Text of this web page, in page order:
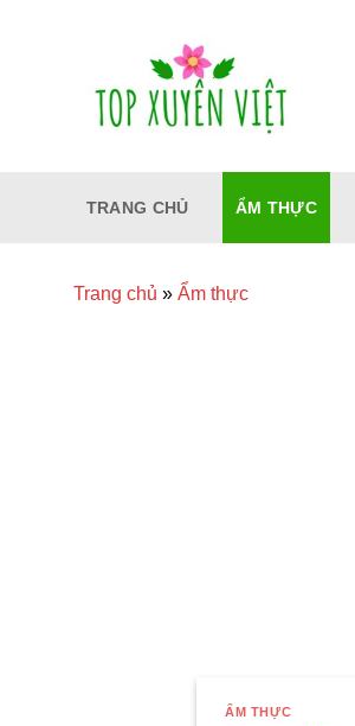
TRANG CHỦ ẨM THỰC
Trang chủ » Ẩm thực
ẨM THỰC